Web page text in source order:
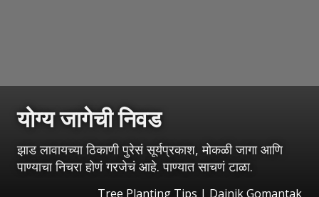
योग्य जागेची निवड
झाड लावायच्या ठिकाणी पुरेसं सूर्यप्रकाश, मोकळी जागा आणि
पाण्याचा निचरा होणं गरजेचं आहे. पाण्यात साचणं टाळा.
Tree Planting Tips | Dainik Gomantak